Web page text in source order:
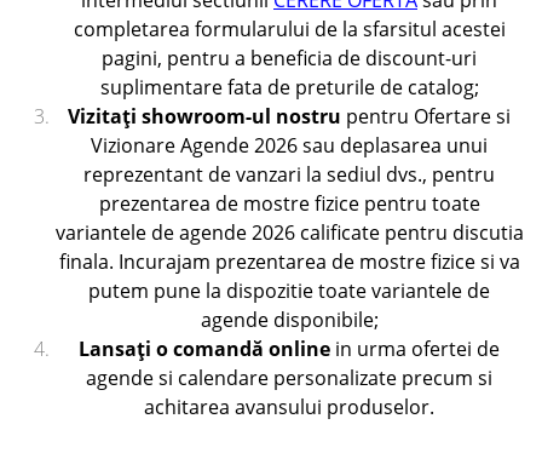
completarea formularului de la sfarsitul acestei
pagini, pentru a beneficia de discount-uri
suplimentare fata de preturile de catalog;
Vizitaţi showroom-ul nostru pentru Ofertare si
Vizionare Agende 2026 sau deplasarea unui
reprezentant de vanzari la sediul dvs., pentru
prezentarea de mostre fizice pentru toate
variantele de agende 2026 calificate pentru discutia
finala. Incurajam prezentarea de mostre fizice si va
putem pune la dispozitie toate variantele de
agende disponibile;
Lansaţi o comandă online in urma ofertei de
agende si calendare personalizate precum si
achitarea avansului produselor.